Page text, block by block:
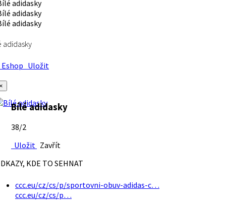
adidasky
Uložit
Bílé adidasky
38/2
Uložit Zavřít
KDE TO SEHNAT
ccc.eu/cz/cs/p/sportovni-obuv-adidas-c…
ccc.eu/cz/cs/p…